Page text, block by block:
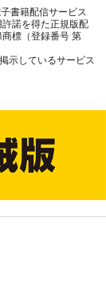
書籍配信サービス
諾を得た正規版配
標（登録番号 第
示しているサービス